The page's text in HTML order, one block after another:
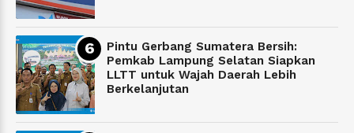
Pintu Gerbang Sumatera Bersih:
Pemkab Lampung Selatan Siapkan
LLTT untuk Wajah Daerah Lebih
Berkelanjutan